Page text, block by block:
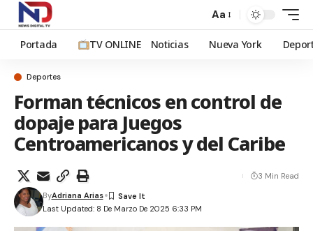
Aa
Portada TV ONLINE Noticias Nueva York
Deportes
Forman técnicos en control de
dopaje para Juegos
Centroamericanos y del Caribe
Last Updated: 8 De Marzo De 2025 6:33 PM
ByAdriana Arias
3 Min Read